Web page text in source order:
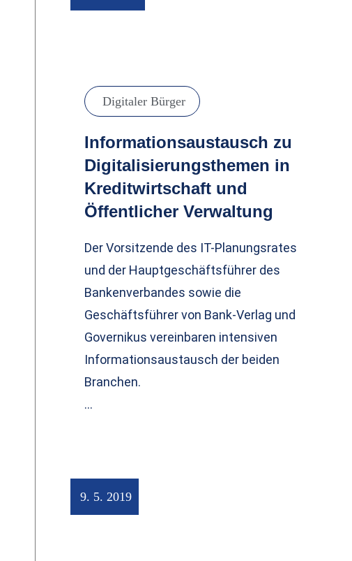
Digitaler Bürger
Informationsaustausch zu
Digitalisierungsthemen in
Kreditwirtschaft und
Öffentlicher Verwaltung
Der Vorsitzende des IT-Planungsrates
und der Hauptgeschäftsführer des
Bankenverbandes sowie die
Geschäftsführer von Bank-Verlag und
Governikus vereinbaren intensiven
Informationsaustausch der beiden
Branchen.
…
9. 5. 2019